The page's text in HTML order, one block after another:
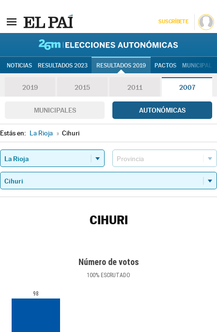
SUSCRÍBETE
NOTICIAS RESULTADOS 2023 RESULTADOS 2019 PACTOS
2019 2015 2011 2007
MUNICIPALES AUTONÓMICAS
Estás en: La Rioja » Cihuri
CIHURI
Número de votos
100% ESCRUTADO
98